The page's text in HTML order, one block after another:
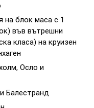
на блок маса с 1
във вътрешни
класа) на круизен
Осло и
Балестранд